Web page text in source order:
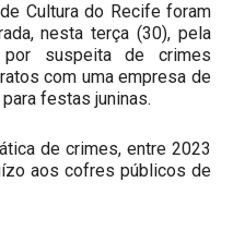
Cultura do Recife foram
nesta terça (30), pela
por suspeita de crimes
com uma empresa de
festas juninas.
de crimes, entre 2023
aos cofres públicos de